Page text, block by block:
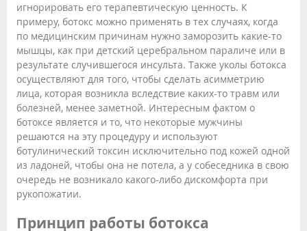
игнорировать его терапевтическую ценность. К
примеру, ботокс можно применять в тех случаях, когда
по медицинским причинам нужно заморозить какие-то
мышцы, как при детский церебральном параличе или в
результате случившегося инсульта. Также уколы ботокса
осуществляют для того, чтобы сделать асимметрию
лица, которая возникла вследствие каких-то травм или
болезней, менее заметной. Интересным фактом о
ботоксе является и то, что некоторые мужчины
решаются на эту процедуру и используют
ботулинический токсин исключительно под кожей одной
из ладоней, чтобы она не потела, а у собеседника в свою
очередь не возникало какого-либо дискомфорта при
рукопожатии.
Принцип работы ботокса